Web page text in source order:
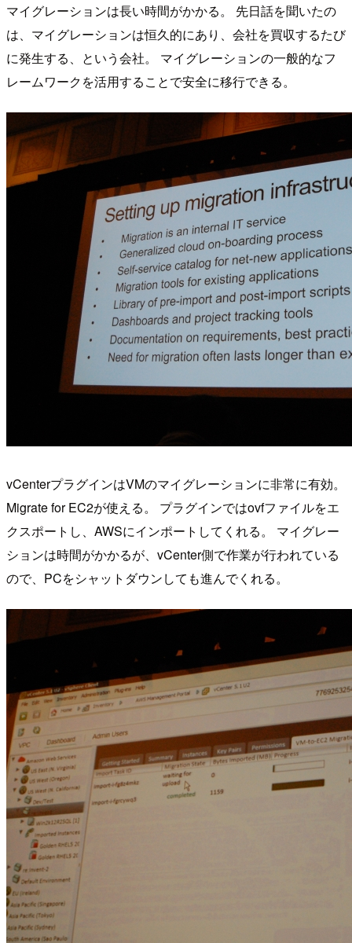
マイグレーションは長い時間がかかる。 先日話を聞いたの
は、マイグレーションは恒久的にあり、会社を買収するたび
に発生する、という会社。 マイグレーションの一般的なフ
レームワークを活用することで安全に移行できる。
vCenterプラグインはVMのマイグレーションに非常に有効。
Migrate for EC2が使える。 プラグインではovfファイルをエ
クスポートし、AWSにインポートしてくれる。 マイグレー
ションは時間がかかるが、vCenter側で作業が行われている
ので、PCをシャットダウンしても進んでくれる。